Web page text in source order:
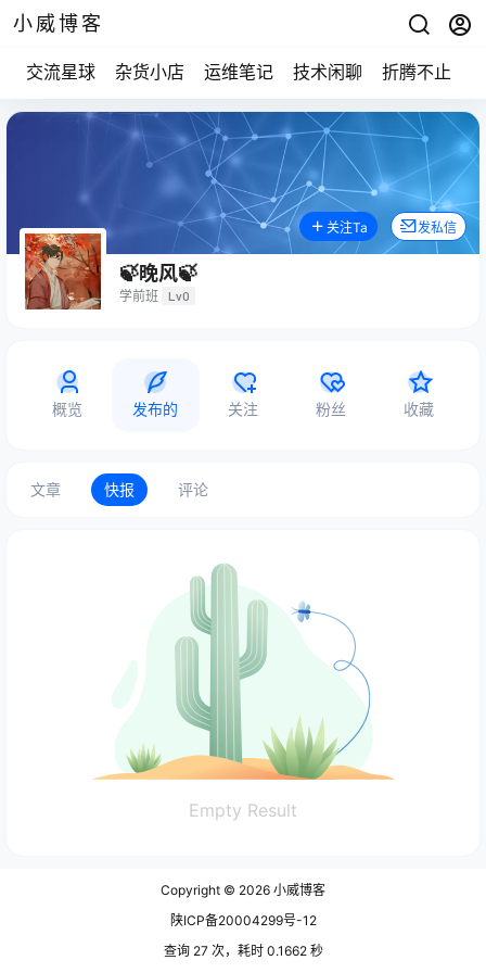
小威博客
交流星球 杂货小店 运维笔记 技术闲聊 折腾不止
🍃晚风🍃
学前班 Lv0
关注Ta 发私信
概览 发布的 关注 粉丝 收藏
文章 快报 评论
Empty Result
Copyright © 2026 小威博客
陕ICP备20004299号-12
查询 27 次，耗时 0.1662 秒